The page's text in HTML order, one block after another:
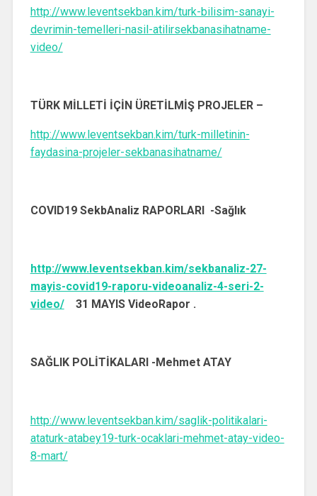
http://www.leventsekban.kim/turk-bilisim-sanayi-
devrimin-temelleri-nasil-atilirsekbanasihatname-
video/
TÜRK MİLLETİ İÇİN ÜRETİLMİŞ PROJELER –
http://www.leventsekban.kim/turk-milletinin-
faydasina-projeler-sekbanasihatname/
COVID19 SekbAnaliz RAPORLARI -Sağlık
http://www.leventsekban.kim/sekbanaliz-27-
mayis-covid19-raporu-videoanaliz-4-seri-2-
video/
31 MAYIS VideoRapor .
SAĞLIK POLİTİKALARI -Mehmet ATAY
http://www.leventsekban.kim/saglik-politikalari-
ataturk-atabey19-turk-ocaklari-mehmet-atay-video-
8-mart/